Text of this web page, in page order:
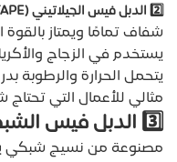
2️⃣ الدبل فيس الجيلاتيني (ACRYLIC TAPE)
شفاف تمامًا ويمتاز بالقوة
يستخدم في الزجاج
يتحمل الحرارة والرطوبة
مثالي للأعمال التي
3️⃣ الدبل فيس
مصنوعة من نسيج شبكي